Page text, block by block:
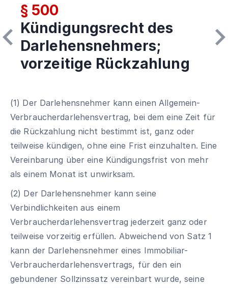
§ 500
Kündigungsrecht des
Darlehensnehmers;
vorzeitige Rückzahlung
(1) Der Darlehensnehmer kann einen Allgemein-
Verbraucherdarlehensvertrag, bei dem eine Zeit für
die Rückzahlung nicht bestimmt ist, ganz oder
teilweise kündigen, ohne eine Frist einzuhalten. Eine
Vereinbarung über eine Kündigungsfrist von mehr
als einem Monat ist unwirksam.
(2) Der Darlehensnehmer kann seine
Verbindlichkeiten aus einem
Verbraucherdarlehensvertrag jederzeit ganz oder
teilweise vorzeitig erfüllen. Abweichend von Satz 1
kann der Darlehensnehmer eines Immobiliar-
Verbraucherdarlehensvertrags, für den ein
gebundener Sollzinssatz vereinbart wurde, seine